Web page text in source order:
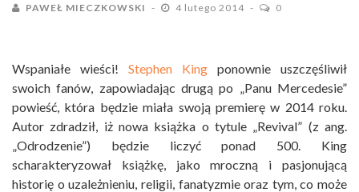
PAWEŁ MIECZKOWSKI 4 lutego 2014 0
Wspaniałe wieści! Stephen King ponownie uszczęśliwił
swoich fanów, zapowiadając drugą po „Panu Mercedesie”
powieść, która będzie miała swoją premierę w 2014 roku.
Autor zdradził, iż nowa książka o tytule „Revival” (z ang.
„Odrodzenie”) będzie liczyć ponad 500. King
scharakteryzował książkę, jako mroczną i pasjonującą
historię o uzależnieniu, religii, fanatyzmie oraz tym, co może